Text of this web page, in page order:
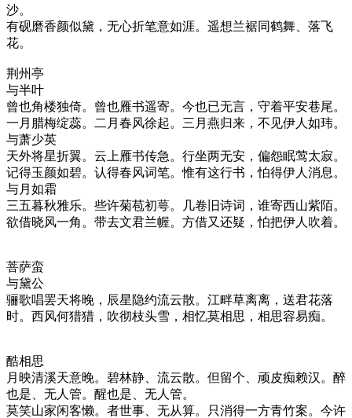
沙。
有砚磨香颜似黛，无心折笔意如涯。遥想兰裾同鹤舞、落飞
花。
荆州亭
与半叶
曾也角楼独倚。曾也雁书遥寄。今也已无言，守着平安巷尾。
一月腊梅绽蕊。二月春风徐起。三月燕归来，不见伊人如玮。
与萧少英
天外将星折翼。云上雁书传急。行坐两无安，偏怨眠莺太寂。
记得玉颜如碧。认得春风词笔。惟有这行书，怕得伊人消息。
与月如霜
三五暮秋雅乐。些许菊苞初萼。几卷旧诗词，谁寄西山紫陌。
欲借晓风一角。带去文君兰幄。方借又还疑，怕把伊人吹着。
菩萨蛮
与黛公
骊歌唱罢天将晚，辰星隐约流云散。江畔草离离，送君花落
时。西风何猎猎，吹彻枝头雪，相忆莫相思，相思容易痴。
酷相思
月映清溪天意晚。碧林静、流云散。但留个、顽皮痴赖汉。醉
也是、无人管。醒也是、无人管。
莫笑山家闲客懒。者世事、无从算。只消得一方青竹案。今许